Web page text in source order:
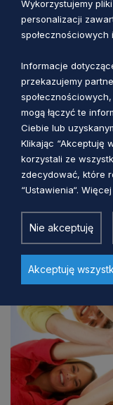
#FUNDUSZEUE
Letnie obozy
pomorskich
Wykorzystujemy
personalizacji
Informacje
przekazujemy
mogą łączyć te
Ciebie lub
Klikając “Akceptuję
korzystali ze
zdecydować, które
“Ustawienia“.
Nie akceptuję
Akceptuję